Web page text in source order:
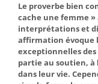
Le proverbe bien
cache une femme »
interprétations et
affirmation évoque
exceptionnelles
partie au soutien, à
dans leur vie.